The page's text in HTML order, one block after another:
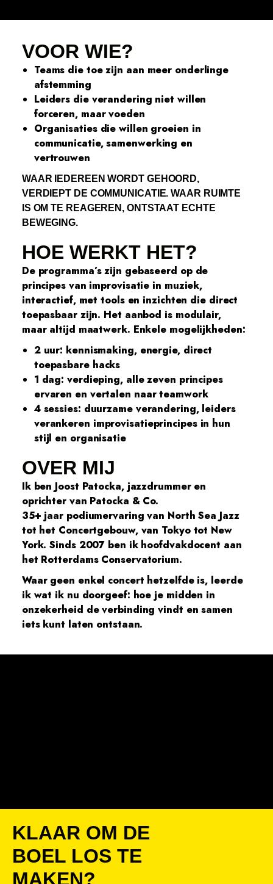
VOOR WIE?
Teams die toe zijn aan meer onderlinge
afstemming
Leiders die verandering niet willen
forceren, maar voeden
Organisaties die willen groeien in
communicatie, samenwerking en
vertrouwen
WAAR IEDEREEN WORDT GEHOORD,
VERDIEPT DE COMMUNICATIE. WAAR RUIMTE
IS OM TE REAGEREN, ONTSTAAT ECHTE
BEWEGING.
HOE WERKT HET?
De programma’s zijn gebaseerd op de
principes van improvisatie in muziek,
interactief, met tools en inzichten die direct
toepasbaar zijn. Het aanbod is modulair,
maar altijd maatwerk. Enkele mogelijkheden:
⁠2 uur: kennismaking, energie, direct
toepasbare hacks
⁠1 dag: verdieping, alle zeven principes
ervaren en vertalen naar teamwork
⁠4 sessies: duurzame verandering, leiders
verankeren improvisatieprincipes in hun
stijl en organisatie
OVER MIJ
Ik ben Joost Patocka, jazzdrummer en
oprichter van Patocka & Co.
35+ jaar podiumervaring van North Sea Jazz
tot het Concertgebouw, van Tokyo tot New
York. Sinds 2007 ben ik hoofdvakdocent aan
het Rotterdams Conservatorium.
Waar geen enkel concert hetzelfde is, leerde
ik wat ik nu doorgeef: hoe je midden in
onzekerheid de verbinding vindt en samen
iets kunt laten ontstaan.
KLAAR OM DE
BOEL LOS TE
MAKEN?